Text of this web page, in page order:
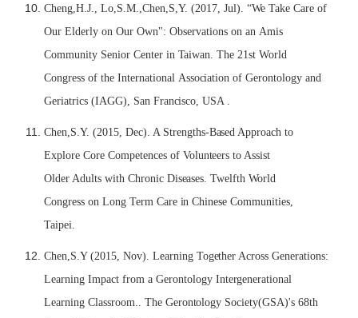
Cheng,H.J., Lo,S.M.,Chen,S Y. (2017, Jul). “WeTake Care of
Our Elderly on OurOwn": Observations on an Amis
Community Senior Center in Taiwan.The 21stWorld
Congress of the International Association of Gerontologyand
Geriatrics (IAGG), San Francisco, USA .
Chen,S. Y. (2015, Dec). A Strengths-Based Approachto
Explore Core Competences of Volunteersto Assist
Older Adults with Chronic Diseases. Twelfth World
Congress on Long Term Care in Chinese Communities,
Taipei
Chen,S.Y (2015, Nov). Learning Together Across Generations:
Learning Impact from a Gerontology Intergenerational
Learning Classroom The Gerontology Society(GSA)'s 68th